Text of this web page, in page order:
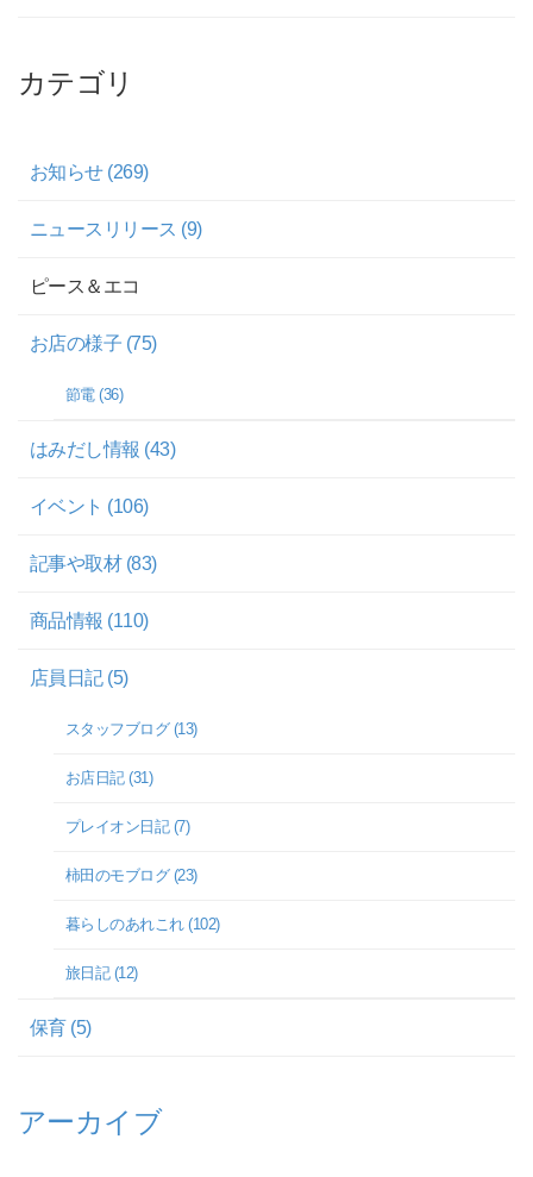
カテゴリ
お知らせ (269)
ニュースリリース (9)
ピース＆エコ
お店の様子 (75)
節電 (36)
はみだし情報 (43)
イベント (106)
記事や取材 (83)
商品情報 (110)
店員日記 (5)
スタッフブログ (13)
お店日記 (31)
プレイオン日記 (7)
柿田のモブログ (23)
暮らしのあれこれ (102)
旅日記 (12)
保育 (5)
アーカイブ